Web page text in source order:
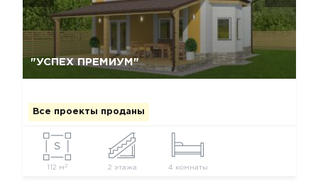
"УСПЕХ ПРЕМИУМ"
Все проекты проданы
112 м 2 2 этажа 4 комнаты
Да, удалить Отмена